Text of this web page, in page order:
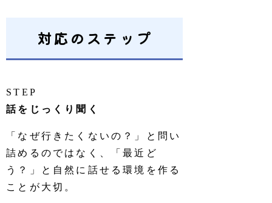
対応のステップ
STEP
話をじっくり聞く
「なぜ行きたくないの？」と問い
詰めるのではなく、「最近ど
う？」と自然に話せる環境を作る
ことが大切。